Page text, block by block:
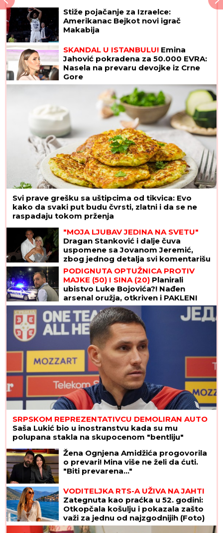
Stiže pojačanje za Izraelce:
Amerikanac Bejkot novi igrač
Makabija
SKANDAL U ISTANBULU! Emina
Jahović pokradena za 50.000 EVRA:
Nasela na prevaru devojke iz Crne
Gore
Svi prave grešku sa uštipcima od tikvica: Evo
kako da svaki put budu čvrsti, zlatni i da se ne
raspadaju tokom prženja
"MOJA LJUBAV JEDINA NA SVETU"
Dragan Stanković i dalje čuva
uspomene sa Jovanom Jeremić,
zbog jednog detalja svi komentarišu
da je nije preboleo
PODIGNUTA OPTUŽNICA PROTIV
MAJKE (50) I SINA (20) Planirali
ubistvo Luke Bojovića?! Nađen
arsenal oružja, otkriven i PAKLENI
PLAN koji su skovali
SRPSKOM REPREZENTATIVCU DEMOLIRAN AUTO
Saša Lukić bio u inostranstvu kada su mu
polupana stakla na skupocenom "bentliju"
Žena Ognjena Amidžića progovorila
o prevari! Mina više ne želi da ćuti.
"Biti prevarena..."
VODITELJKA RTS-A UŽIVA NA JAHTI
Zategnuta kao praćka u 52. godini:
Otkopčala košulju i pokazala zašto
važi za jednu od najzgodnijih (Foto)